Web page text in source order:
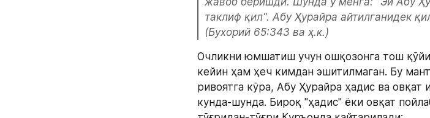
таклиф қил". Абу Ҳурайра айтилганидек
(Бухорий 65:343 ва ҳ.к.)
Очликни юмшатиш учун ошқозонга тош
кейин ҳам ҳеч кимдан эшитилмаган. Бу
ривоятга кўра, Абу Ҳурайра ҳадис ва
кунда-шунда. Бироқ "ҳадис" ёки овқат